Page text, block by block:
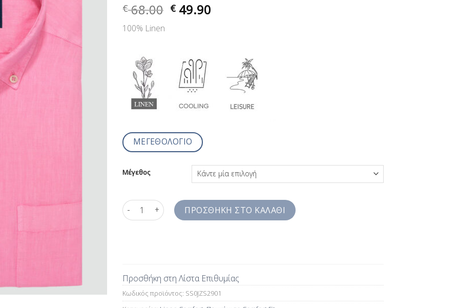
€68.00 € 49.90
100% Linen
ΜΕΓΕΘΟΛΟΓΙΟ
Μέγεθος
Μονόχρωμο Πουκάμισο Λινό Ροζ Jazzy Studio Comfort Fit SS0JZS2901 ποσότητα
ΠΡΟΣΘΉΚΗ ΣΤΟ ΚΑΛΆΘΙ
Προσθήκη στη Λίστα Επιθυμίας
Κωδικός προϊόντος: SS0JZS2901